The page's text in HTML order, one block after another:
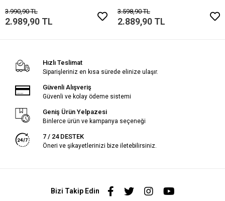
3.990,90 TL
2.989,90 TL
3.598,90 TL
2.889,90 TL
Hızlı Teslimat
Siparişleriniz en kısa sürede elinize ulaşır.
Güvenli Alışveriş
Güvenli ve kolay ödeme sistemi
Geniş Ürün Yelpazesi
Binlerce ürün ve kampanya seçeneği
7 / 24 DESTEK
Öneri ve şikayetlerinizi bize iletebilirsiniz.
Bizi Takip Edin